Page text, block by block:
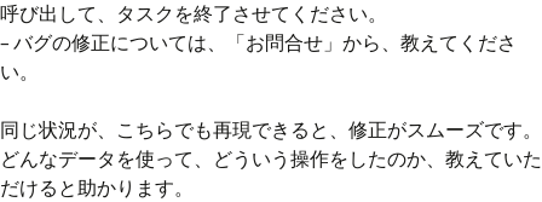
呼び出して、タスクを終了させてください。
– バグの修正については、「お問合せ」から、教えてくださ
い。
同じ状況が、こちらでも再現できると、修正がスムーズです。
どんなデータを使って、どういう操作をしたのか、教えていた
だけると助かります。